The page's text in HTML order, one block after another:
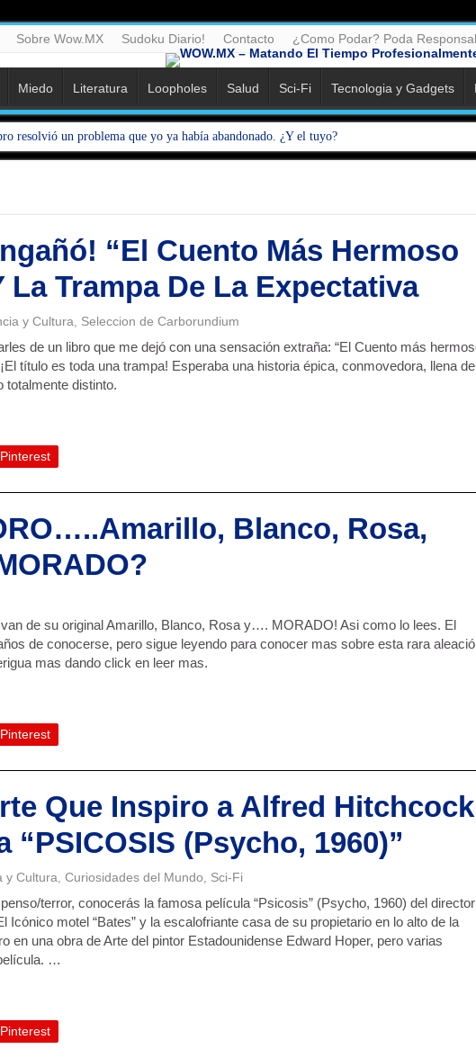
Sobre Wow.MX Sudoku Diario! Contacto ¿Como Podar? Poda
Miedo Literatura Loopholes Salud Sci-Fi Tecnologia y Gadgets
resolvió un problema que yo ya había abandonado. ¿Y el tuyo?
“El Cuento Más Hermoso
La Trampa De La Expectativa
y Cultura, Seleccion de Carborundium
de un libro que me dejó con una sensación extraña: “El Cuento más
título es toda una trampa! Esperaba una historia épica, conmovedora, llena de
distinto.
Pinterest
Blanco, Rosa,
de su original Amarillo, Blanco, Rosa y…. MORADO! Asi como lo lees. El
de conocerse, pero sigue leyendo para conocer mas sobre esta rara
mas dando click en leer mas.
Pinterest
Que Inspiro a Alfred Hitchcock
“PSICOSIS (Psycho, 1960)”
y Cultura,Curiosidades del Mundo, Sci-Fi
terror, conocerás la famosa película “Psicosis” (Psycho, 1960) del director
Icónico motel “Bates” y la escalofriante casa de su propietario en lo alto de la
en una obra de Arte del pintor Estadounidense Edward Hoper, pero varias
…
Pinterest